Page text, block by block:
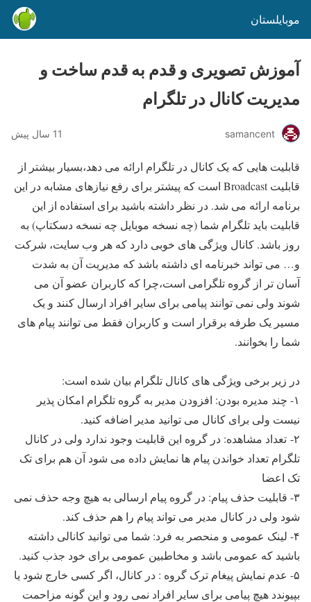
موبایلستان
آموزش تصویری و قدم به قدم ساخت و
مدیریت کانال در تلگرام
samancent 11 سال پیش
قابلیت هایی که یک کانال در تلگرام ارائه می دهد،بسیار بیشتر از
قابلیت Broadcast است که پیشتر برای رفع نیازهای مشابه در این
برنامه ارائه می شد. در نظر داشته باشید برای استفاده از این
قابلیت باید تلگرام شما (چه نسخه موبایل چه نسخه دسکتاپ) به
روز باشد. کانال ویژگی های خوبی دارد که هر وب سایت، شرکت
و… می تواند خبرنامه ای داشته باشد که مدیریت آن به شدت
آسان تر از گروه تلگرامی است،چرا که کاربران عضو آن می
شوند ولی نمی توانند پیامی برای سایر افراد ارسال کنند و یک
مسیر یک طرفه برقرار است و کاربران فقط می توانند پیام های
شما را بخوانند.
در زیر برخی ویژگی های کانال تلگرام بیان شده است:
۱- چند مدیره بودن: افزودن مدیر به گروه تلگرام امکان پذیر
نیست ولی برای کانال می توانید مدیر اضافه کنید.
۲- تعداد مشاهده: در گروه این قابلیت وجود ندارد ولی در کانال
تلگرام تعداد خواندن پیام ها نمایش داده می شود آن هم برای تک
تک اعضا
۳- قابلیت حذف پیام: در گروه پیام ارسالی به هیچ وجه حذف نمی
شود ولی در کانال مدیر می تواند پیام را هم حذف کند.
۴- لینک عمومی و منحصر به فرد: شما می توانید کانالی داشته
باشید که عمومی باشد و مخاطبین عمومی برای خود جذب کنید.
۵- عدم نمایش پیغام ترک گروه : در کانال، اگر کسی خارج شود یا
بپیوندد هیچ پیامی برای سایر افراد نمی رود و این گونه مزاحمت